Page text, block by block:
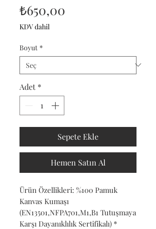
₺650,00
KDV dahil
Boyut *
Adet *
Sepete Ekle
Hemen Satın Al
Ürün Özellikleri: %100 Pamuk
Kanvas Kumaşı
(EN13501,NFPA701,M1,B1 Tutuşmaya
Karşı Dayanıklılık Sertifikalı) *